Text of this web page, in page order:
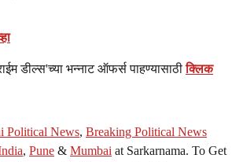
डील्स'च्या भन्नाट ऑफर्स पाहण्यासाठीक्लिक
Political News, Breaking Political News
, Pune & Mumbai at Sarkarnama. To Get